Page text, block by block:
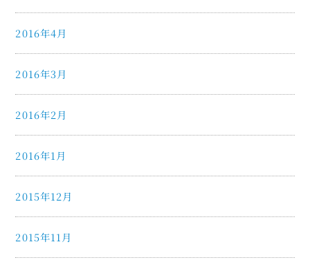
2016年4月
2016年3月
2016年2月
2016年1月
2015年12月
2015年11月